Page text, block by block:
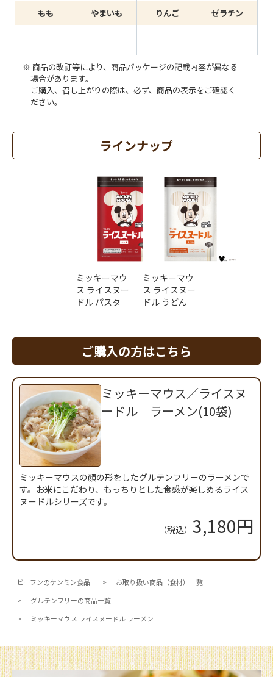
もも やまいも りんご ゼラチン
- - - -
商品の改訂等により、商品パッケージの記載内容が異なる
場合があります。
ご購入、召し上がりの際は、必ず、商品の表示をご確認く
ださい。
ラインナップ
ミッキーマウ
ス ライスヌー
ドル パスタ
ミッキーマウ
ス ライスヌー
ドル うどん
ご購入の方はこちら
ミッキーマウス／ライスヌ
ードル ラーメン(10袋)
ミッキーマウスの顔の形をしたグルテンフリーのラーメンで
す。お米にこだわり、もっちりとした食感が楽しめるライス
ヌードルシリーズです。
（税込） 3,180円
ビーフンのケンミン食品
お取り扱い商品（食材）一覧
グルテンフリーの商品一覧
ミッキーマウス ライスヌードル ラーメン